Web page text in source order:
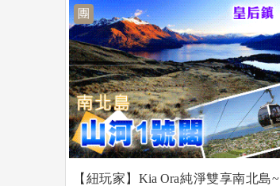
團
【紐玩家】Kia Ora純淨雙享南北島~